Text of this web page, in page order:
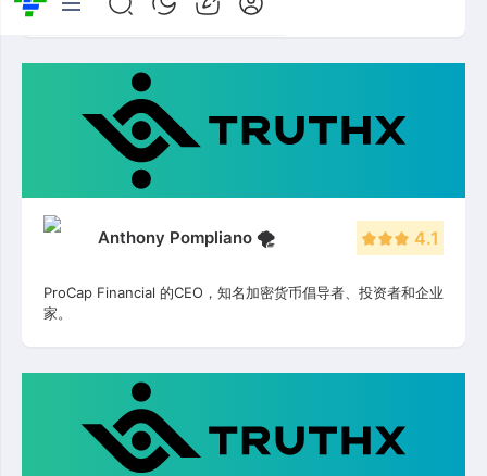
Anthony Pompliano 🌪 4.1
ProCap Financial 的CEO，知名加密货币倡导者、投资者和企业
家。